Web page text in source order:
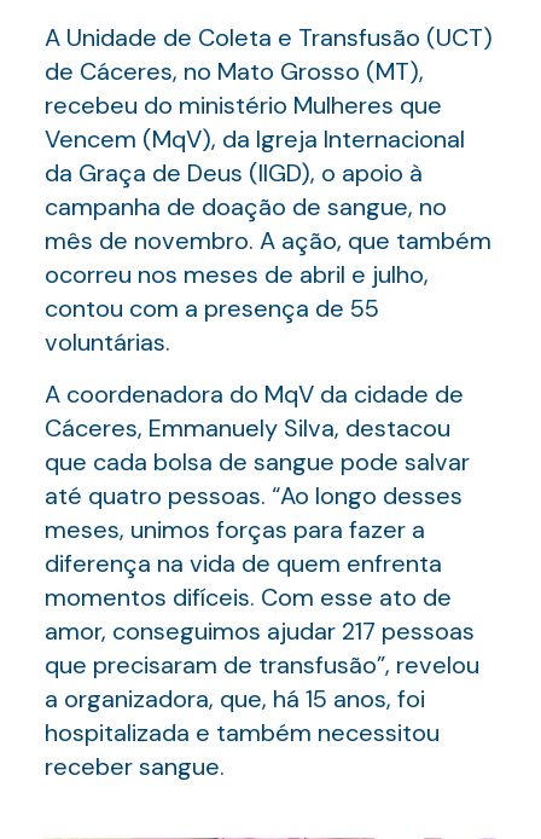
A Unidade de Coleta e Transfusão (UCT)
de Cáceres, no Mato Grosso (MT),
recebeu do ministério Mulheres que
Vencem (MqV), da Igreja Internacional
da Graça de Deus (IIGD), o apoio à
campanha de doação de sangue, no
mês de novembro. A ação, que também
ocorreu nos meses de abril e julho,
contou com a presença de 55
voluntárias.
A coordenadora do MqV da cidade de
Cáceres, Emmanuely Silva, destacou
que cada bolsa de sangue pode salvar
até quatro pessoas. “Ao longo desses
meses, unimos forças para fazer a
diferença na vida de quem enfrenta
momentos difíceis. Com esse ato de
amor, conseguimos ajudar 217 pessoas
que precisaram de transfusão”, revelou
a organizadora, que, há 15 anos, foi
hospitalizada e também necessitou
receber sangue.